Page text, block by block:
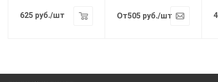
625 руб./шт От505 руб./шт